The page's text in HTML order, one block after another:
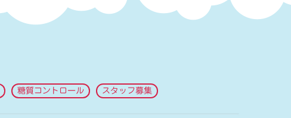
糖質コントロール スタッフ募集